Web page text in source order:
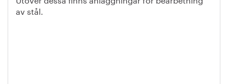
av stål.